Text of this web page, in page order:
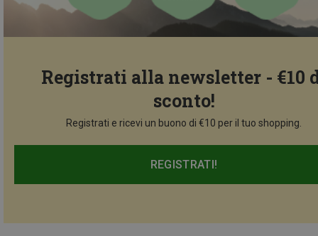
Registrati alla newsletter - €10
sconto!
Registrati e ricevi un buono di €10 per il tuo shopping.
REGISTRATI!